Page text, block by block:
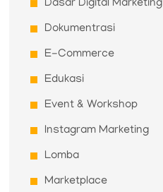
Dasar Digital Marketing
Dokumentrasi
E-Commerce
Edukasi
Event & Workshop
Instagram Marketing
Lomba
Marketplace